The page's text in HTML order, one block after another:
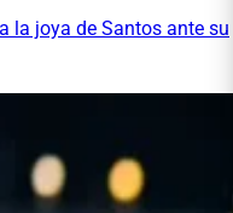
la joya de Santos ante su